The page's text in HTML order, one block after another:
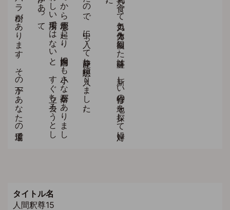
タイトル名
人間釈尊15